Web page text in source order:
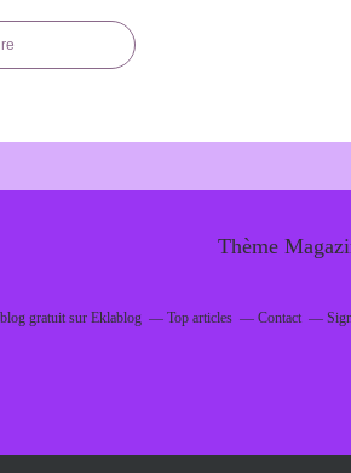
Thème
gratuit sur Eklablog Top articles Contact